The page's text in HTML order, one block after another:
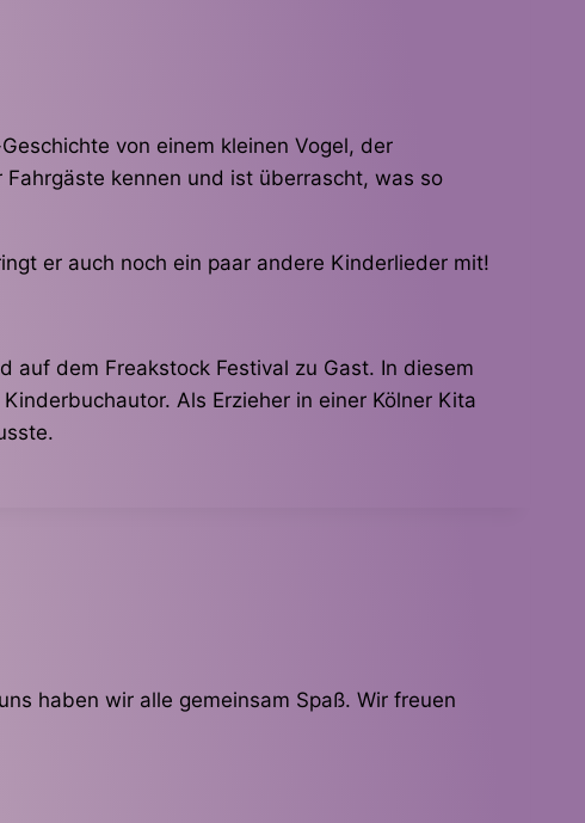
von einem kleinen Vogel, der
kennen und ist überrascht, was so
er auch noch ein paar andere Kinderlieder mit!
auf dem Freakstock Festival zu Gast. In diesem
Als Erzieher in einer Kölner Kita
haben wir alle gemeinsam Spaß. Wir freuen